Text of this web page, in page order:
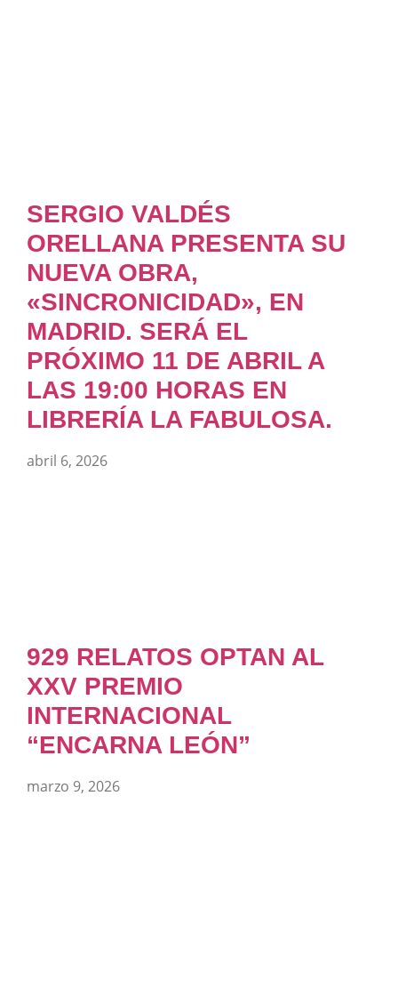
SERGIO VALDÉS
ORELLANA PRESENTA SU
NUEVA OBRA,
«SINCRONICIDAD», EN
MADRID. SERÁ EL
PRÓXIMO 11 DE ABRIL A
LAS 19:00 HORAS EN
LIBRERÍA LA FABULOSA.
abril 6, 2026
929 RELATOS OPTAN AL
XXV PREMIO
INTERNACIONAL
“ENCARNA LEÓN”
marzo 9, 2026